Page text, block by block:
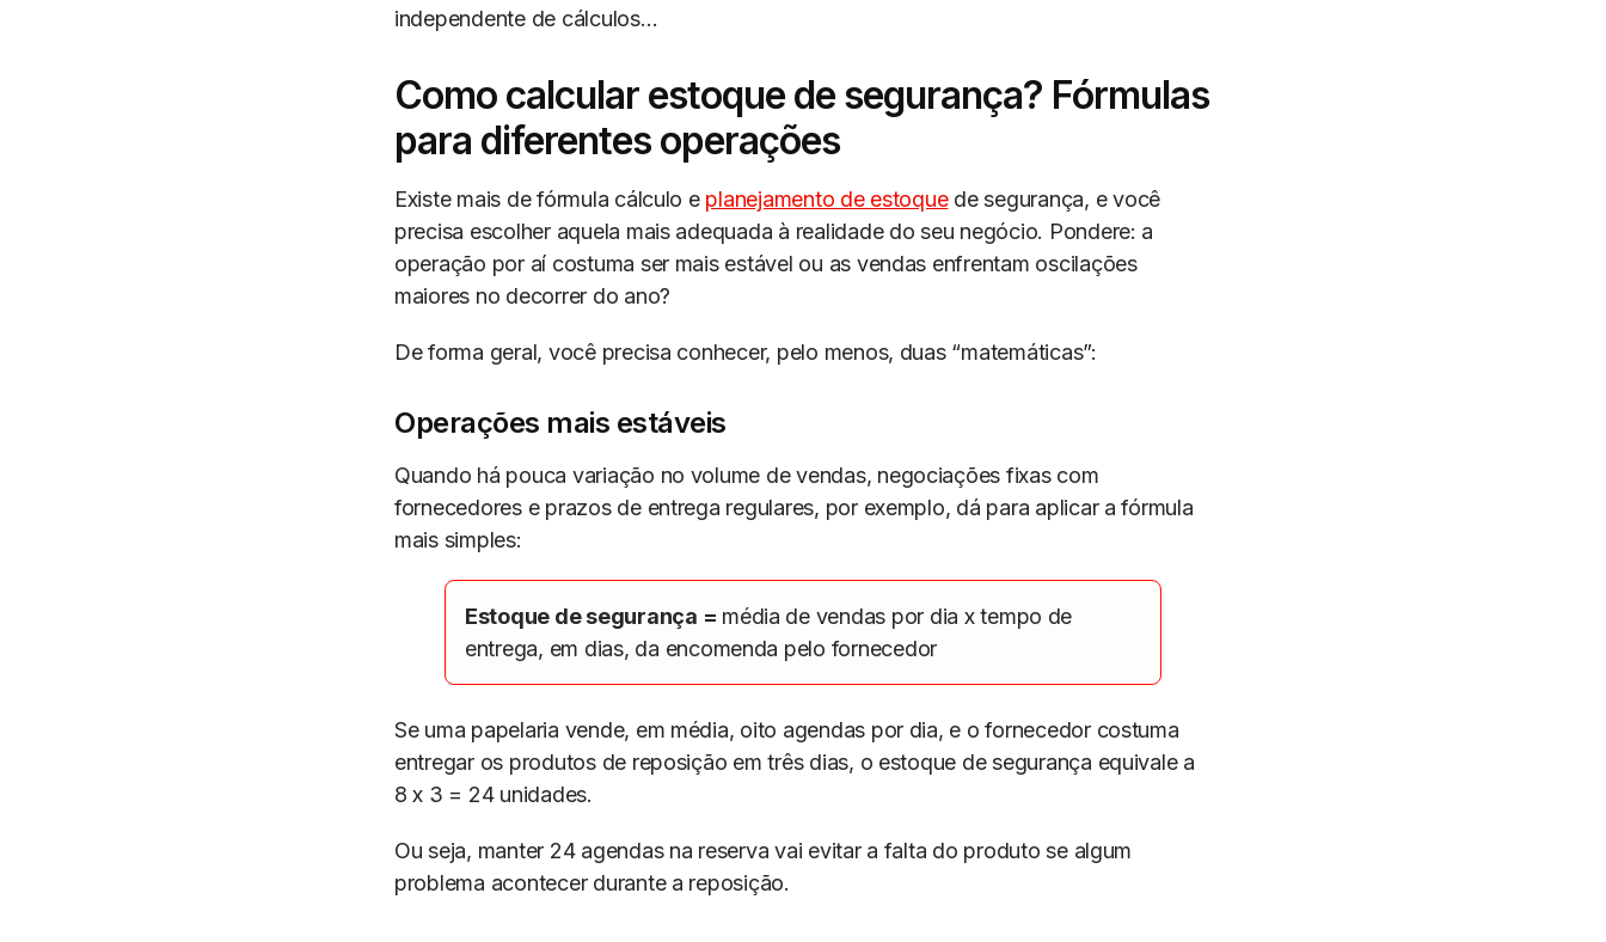
independente de cálculos…
Como calcular estoque de segurança? Fórmulas
para diferentes operações
Existe mais de fórmula cálculo e planejamento de estoquede segurança, e você
precisa escolher aquela mais adequada à realidade do seu negócio. Pondere: a
operação por aí costuma ser mais estável ou as vendas enfrentam oscilações
maiores no decorrer do ano?
De forma geral, você precisa conhecer, pelo menos, duas “matemáticas”:
Operações mais estáveis
Quando há pouca variação no volume de vendas, negociações fixas com
fornecedores e prazos de entrega regulares, por exemplo, dá para aplicar a fórmula
mais simples:
Estoque de segurança = média de vendas por dia x tempo de
entrega, em dias, da encomenda pelo fornecedor
Se uma papelaria vende, em média, oito agendas por dia, e o fornecedor costuma
entregar os produtos de reposição em três dias, o estoque de segurança equivale a
8 x 3 = 24 unidades.
Ou seja, manter 24 agendas na reserva vai evitar a falta do produto se algum
problema acontecer durante a reposição.